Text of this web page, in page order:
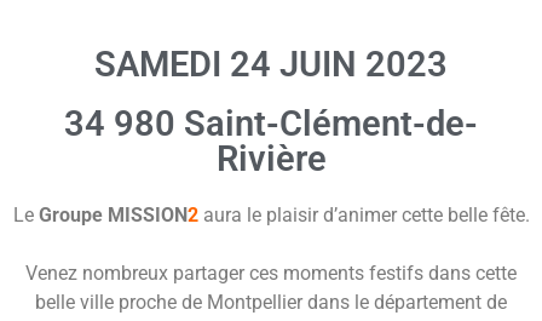
SAMEDI 24 JUIN 2023
34 980 Saint-Clément-de-
Rivière
Le Groupe MISSION2aura le plaisir d’animer cette belle fête.
Venez nombreux partager ces moments festifs dans cette
belle ville proche de Montpellier dans le département de